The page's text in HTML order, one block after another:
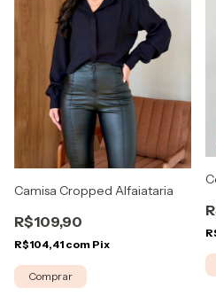
Camisa Cropped Alfaiataria
R$109,90
R$104,41 com Pix
Comprar